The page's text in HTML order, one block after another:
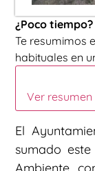
¿Poco tiempo?
Te resumimos
habituales en
Ver
El
sumado